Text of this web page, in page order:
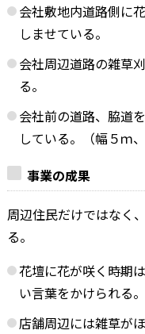
会社敷地内道路側に
しませている。
会社周辺道路の雑草
る。
会社前の道路、脇道
している。（幅５ｍ
事業の成果
周辺住民だけではなく
る。
花壇に花が咲く時期
い言葉をかけられる。
店舗周辺には雑草が